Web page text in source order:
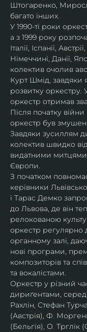
Штогаренко,
багато інших.
У 1990-ті роки
а з 1999 року
Італії, Іспанії,
Німеччині, Данії,
колектив очолив
Курт Шмід, завдяки
розвитку оркестру.
оркестр отримав
Після початку
оркестр був
Завдяки зусиллям
колектив швидко
видатними
Європи.
З початком
керівники
і Тарас Демко
до Львова, де він
релокованою
оркестр регулярно
органному залі,
нові програми,
композиторів та
та вокалістами.
Оркестр у різний
дириґентами,
Рахлін, Стефан
(Австрія), Ф.
(Бельгія), О.